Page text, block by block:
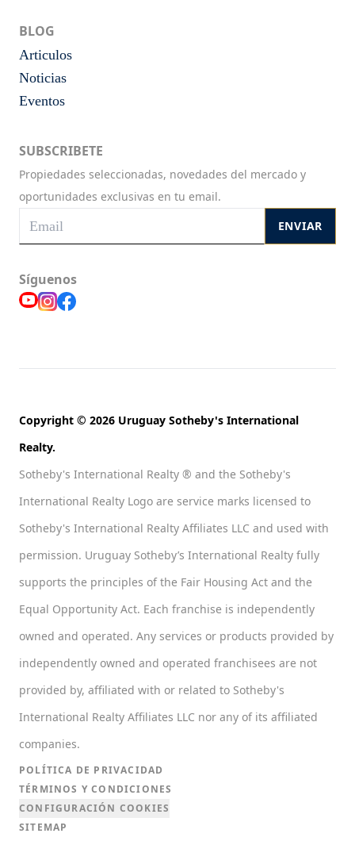
BLOG
Articulos
Noticias
Eventos
SUBSCRIBETE
Propiedades seleccionadas, novedades del mercado y
oportunidades exclusivas en tu email.
ENVIAR
Síguenos
Copyright © 2026 Uruguay Sotheby's International
Realty.
Sotheby's International Realty ® and the Sotheby's
International Realty Logo are service marks licensed to
Sotheby's International Realty Affiliates LLC and used with
permission. Uruguay Sotheby’s International Realty fully
supports the principles of the Fair Housing Act and the
Equal Opportunity Act. Each franchise is independently
owned and operated. Any services or products provided by
independently owned and operated franchisees are not
provided by, affiliated with or related to Sotheby's
International Realty Affiliates LLC nor any of its affiliated
companies.
POLÍTICA DE PRIVACIDAD
TÉRMINOS Y CONDICIONES
CONFIGURACIÓN COOKIES
SITEMAP